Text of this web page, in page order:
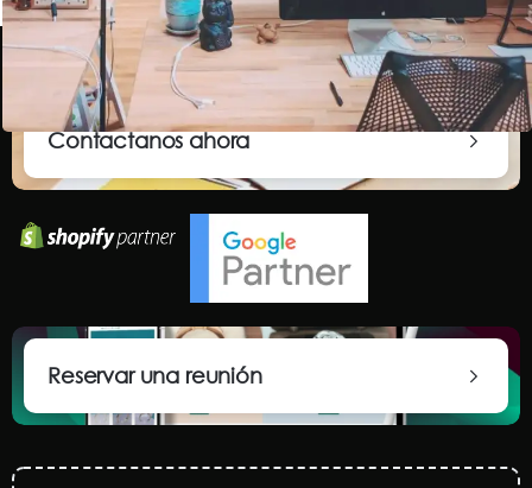
Contactanos ahora
Reservar una reunión